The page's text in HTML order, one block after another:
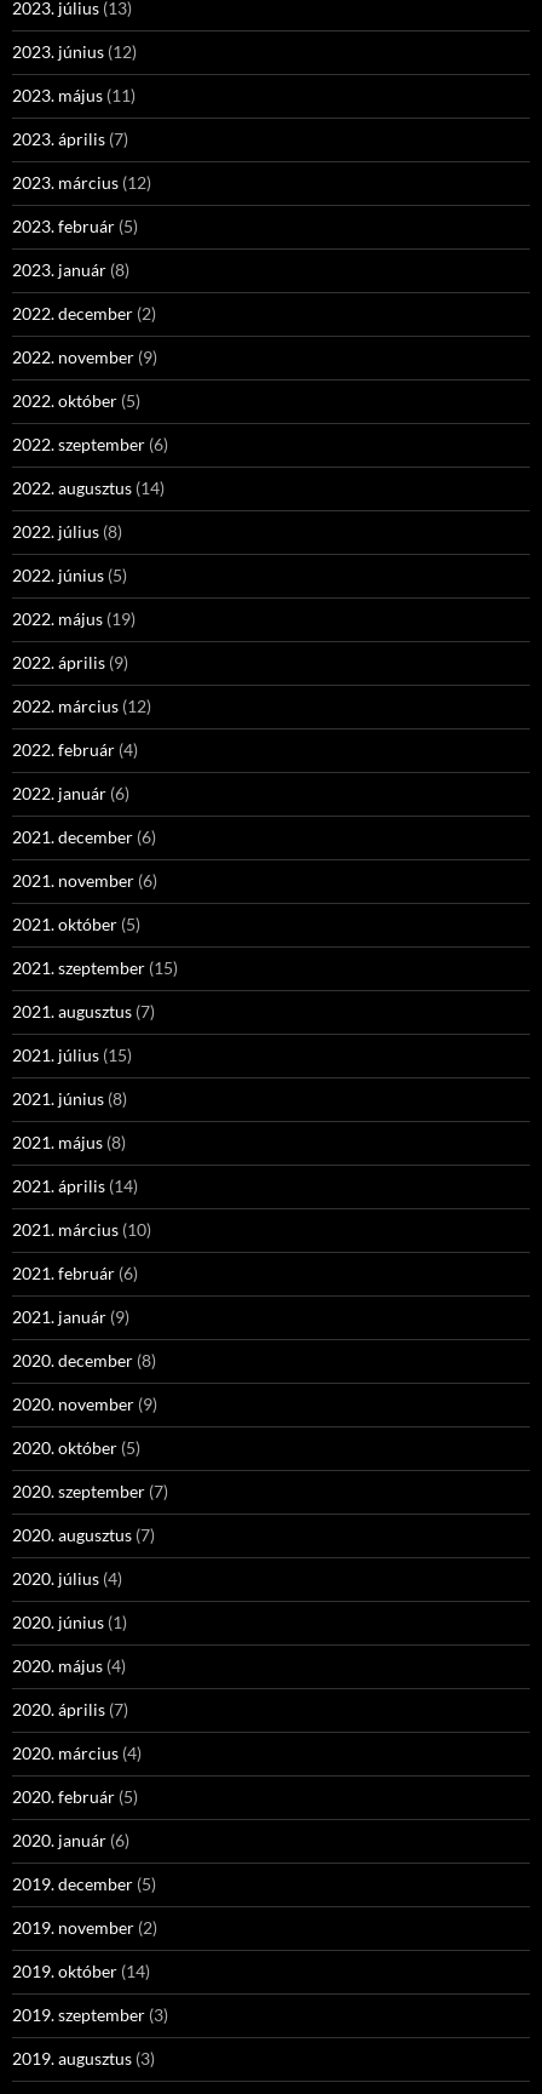
2023. július (13)
2023. június (12)
2023. május (11)
2023. április (7)
2023. március (12)
2023. február (5)
2023. január (8)
2022. december (2)
2022. november (9)
2022. október (5)
2022. szeptember (6)
2022. augusztus (14)
2022. július (8)
2022. június (5)
2022. május (19)
2022. április (9)
2022. március (12)
2022. február (4)
2022. január (6)
2021. december (6)
2021. november (6)
2021. október (5)
2021. szeptember (15)
2021. augusztus (7)
2021. július (15)
2021. június (8)
2021. május (8)
2021. április (14)
2021. március (10)
2021. február (6)
2021. január (9)
2020. december (8)
2020. november (9)
2020. október (5)
2020. szeptember (7)
2020. augusztus (7)
2020. július (4)
2020. június (1)
2020. május (4)
2020. április (7)
2020. március (4)
2020. február (5)
2020. január (6)
2019. december (5)
2019. november (2)
2019. október (14)
2019. szeptember (3)
2019. augusztus (3)